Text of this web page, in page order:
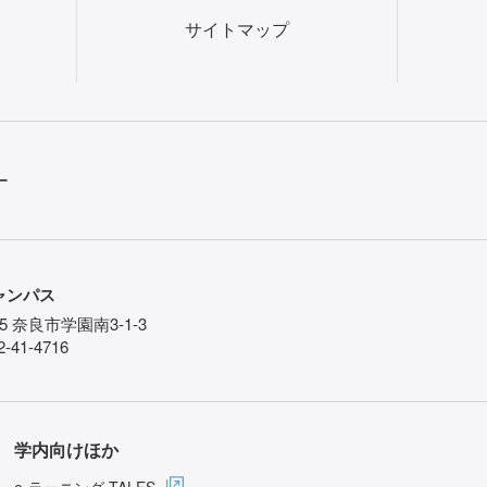
サイトマップ
ンパス
奈良市学園南3-1-3
41-4716
学内向けほか